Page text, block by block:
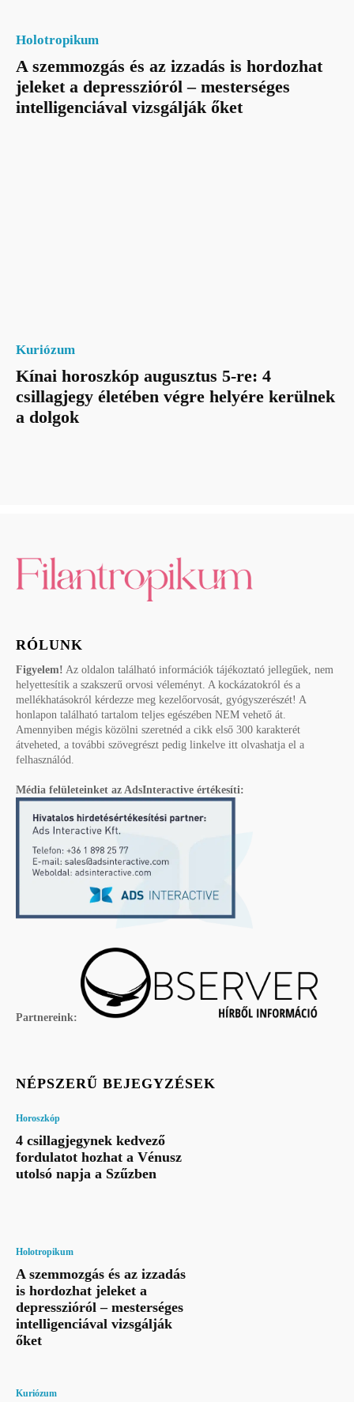
Holotropikum
A szemmozgás és az izzadás is hordozhat
jeleket a depresszióról – mesterséges
intelligenciával vizsgálják őket
Kuriózum
Kínai horoszkóp augusztus 5-re: 4
csillagjegy életében végre helyére kerülnek
a dolgok
RÓLUNK
Figyelem! Az oldalon található információk tájékoztató jellegűek, nem
helyettesítik a szakszerű orvosi véleményt. A kockázatokról és a
mellékhatásokról kérdezze meg kezelőorvosát, gyógyszerészét! A
honlapon található tartalom teljes egészében NEM vehető át.
Amennyiben mégis közölni szeretnéd a cikk első 300 karakterét
átveheted, a további szövegrészt pedig linkelve itt olvashatja el a
felhasználód.
Média felületeinket az AdsInteractive értékesíti:
Partnereink:
NÉPSZERŰ BEJEGYZÉSEK
Horoszkóp
4 csillagjegynek kedvező
fordulatot hozhat a Vénusz
utolsó napja a Szűzben
Holotropikum
A szemmozgás és az izzadás
is hordozhat jeleket a
depresszióról – mesterséges
intelligenciával vizsgálják
őket
Kuriózum